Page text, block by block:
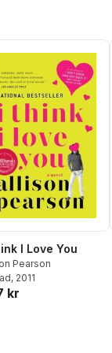
I Love You
Pearson
, 2011
kr